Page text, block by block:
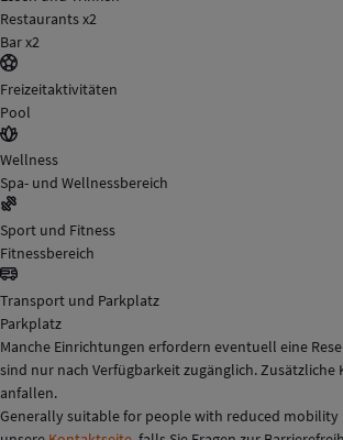
Restaurants x2
Bar x2
Freizeitaktivitäten
Pool
Wellness
Spa- und Wellnessbereich
Sport und Fitness
Fitnessbereich
Transport und Parkplatz
Parkplatz
Manche Einrichtungen erfordern eventuell eine
sind nur nach Verfügbarkeit zugänglich. Zusätzliche
anfallen.
Generally suitable for people with reduced mobility